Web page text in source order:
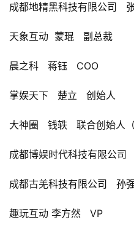
茶
创
游
戏
业
界
手
游
成都地精黑科技有限公司
天象互动 蒙琨 副总裁
晨之科 蒋钰 COO
掌娱天下 楚立 创始人
大神圈 钱轶 联合创始人
成都博娱时代科技有限公司
成都古羌科技有限公司 孙
趣玩互动 李方然 VP